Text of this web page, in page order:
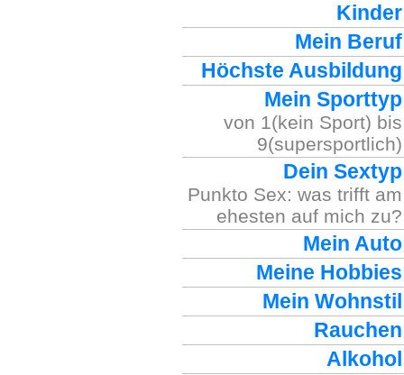
Kinder
Mein Beruf
Höchste Ausbildung
Mein Sporttyp
von 1(kein Sport) bis
9(supersportlich)
Dein Sextyp
Punkto Sex: was trifft am
ehesten auf mich zu?
Mein Auto
Meine Hobbies
Mein Wohnstil
Rauchen
Alkohol